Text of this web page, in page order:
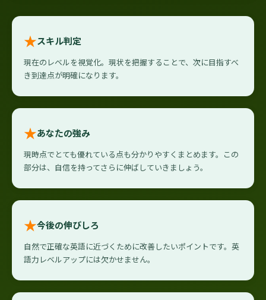
★スキル判定
現在のレベルを視覚化。現状を把握することで、次に目指すべ
き到達点が明確になります。
★あなたの強み
現時点でとても優れている点も分かりやすくまとめます。この
部分は、自信を持ってさらに伸ばしていきましょう。
★今後の伸びしろ
自然で正確な英語に近づくために改善したいポイントです。英
語力レベルアップには欠かせません。